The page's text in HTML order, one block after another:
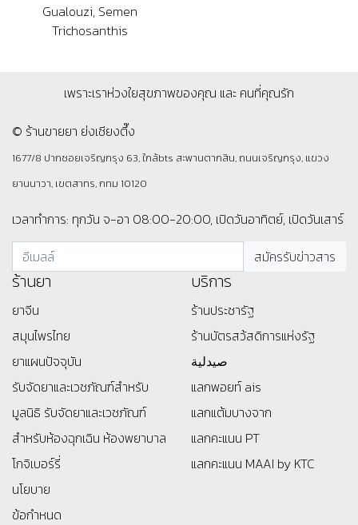
Gualouzi, Semen
Trichosanthis
เพราะเราห่วงใยสุขภาพของคุณ และ คนที่คุณรัก
© ร้านขายยา ย่งเชียงตึ๊ง
1677/8 ปากซอยเจริญกรุง 63, ใกล้bts สะพานตากสิน, ถนนเจริญกรุง, แขวง
ยานนาวา, เขตสาทร, กทม 10120
เวลาทำการ: ทุกวัน จ-อา 08:00-20:00, เปิดวันอาทิตย์, เปิดวันเสาร์
ร้านยา
ยาจีน
สมุนไพรไทย
ยาแผนปัจจุบัน
รับจัดยาและเวชภัณฑ์สำหรับ
มูลนิธิ รับจัดยาและเวชภัณฑ์
สำหรับห้องฉุกเฉิน ห้องพยาบาล
โกจิเบอร์รี่
นโยบาย
ข้อกำหนด
บริการ
ร้านประชารัฐ
ร้านบัตรสว้สดิการแห่งรัฐ
صيدلية
แลกพอยท์ ais
แลกแต้มบางจาก
แลกคะแนน PT
แลกคะแนน MAAI by KTC